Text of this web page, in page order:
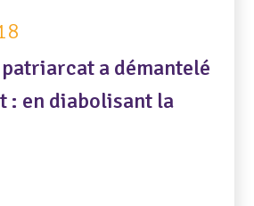
a démantelé
: en diabolisant la